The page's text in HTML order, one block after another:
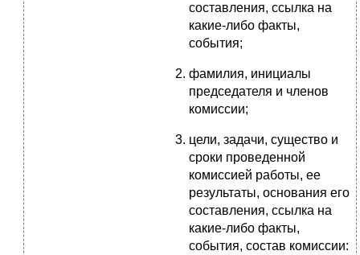
составления, ссылка на
какие-либо факты,
события;
фамилия, инициалы
председателя и членов
комиссии;
цели, задачи, существо и
сроки проведенной
комиссией работы, ее
результаты, основания его
составления, ссылка на
какие-либо факты,
события, состав комиссии: